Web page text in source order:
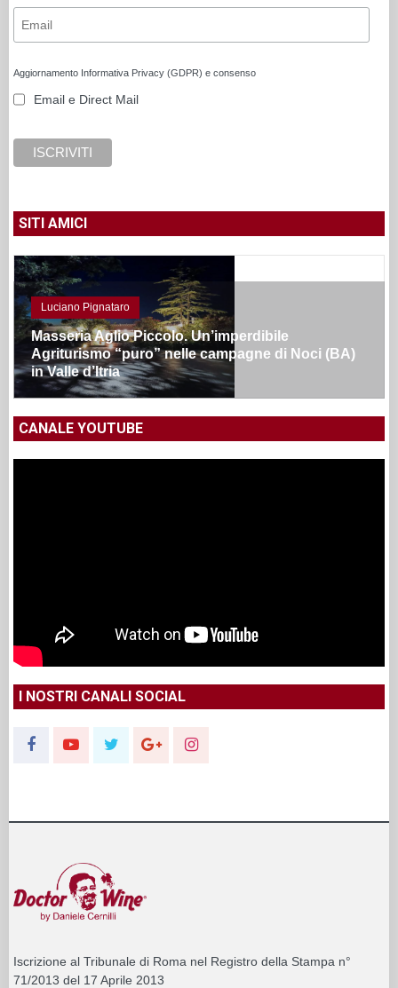
Aggiornamento Informativa Privacy (GDPR) e consenso
Email e Direct Mail
SITI AMICI
Luciano Pignataro
Masseria Aglio Piccolo. Un’imperdibile
Agriturismo “puro” nelle campagne di Noci (BA)
in Valle d’Itria
CANALE YOUTUBE
I NOSTRI CANALI SOCIAL
Iscrizione al Tribunale di Roma nel Registro della Stampa n°
71/2013 del 17 Aprile 2013